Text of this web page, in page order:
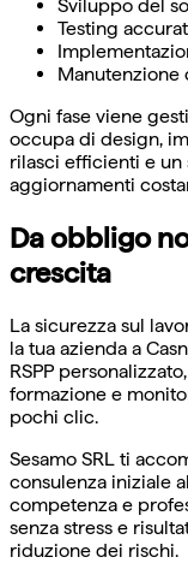
Sviluppo del
Testing
Manutenzione
Ogni fase viene
occupa di design,
rilasci efficienti e
aggiornamenti
Da obbligo
crescita
La sicurezza sul
la tua azienda a
RSPP
formazione e
pochi clic.
Sesamo SRL ti
consulenza iniziale
competenza e
senza stress e
riduzione dei rischi.